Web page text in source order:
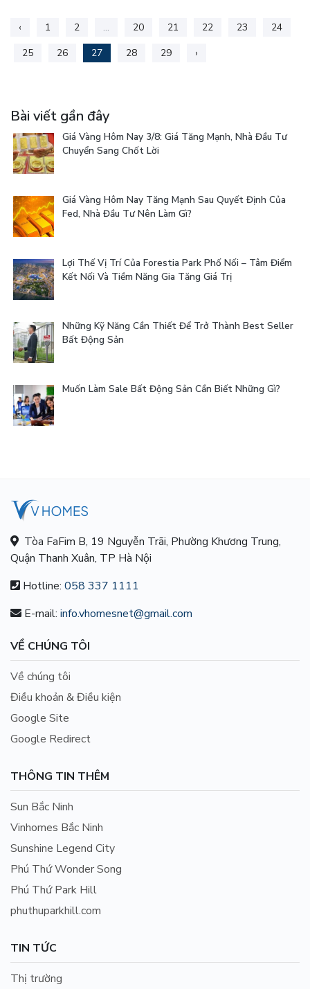
‹ 1 2 ... 20 21 22 23
24
25
26 27 28 29 ›
Bài viết gần đây
Giá Vàng Hôm Nay 3/8: Giá Tăng Mạnh, Nhà Đầu Tư
Chuyển Sang Chốt Lời
Giá Vàng Hôm Nay Tăng Mạnh Sau Quyết Định Của
Fed, Nhà Đầu Tư Nên Làm Gì?
Lợi Thế Vị Trí Của Forestia Park Phố Nối – Tâm Điểm
Kết Nối Và Tiềm Năng Gia Tăng Giá Trị
Những Kỹ Năng Cần Thiết Để Trở Thành Best Seller
Bất Động Sản
Muốn Làm Sale Bất Động Sản Cần Biết Những Gì?
Tòa FaFim B, 19 Nguyễn Trãi, Phường Khương Trung,
Quận Thanh Xuân, TP Hà Nội
Hotline: 058 337 1111
E-mail: info.vhomesnet@gmail.com
VỀ CHÚNG TÔI
Về chúng tôi
Điều khoản & Điều kiện
Google Site
Google Redirect
THÔNG TIN THÊM
Sun Bắc Ninh
Vinhomes Bắc Ninh
Sunshine Legend City
Phú Thứ Wonder Song
Phú Thứ Park Hill
phuthuparkhill.com
TIN TỨC
Thị trường